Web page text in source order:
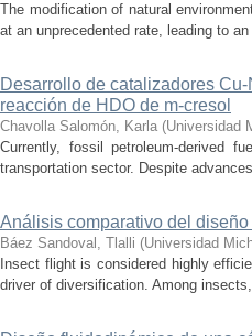
The modification of natural
at an unprecedented rate, leading to
Desarrollo de catalizadores
reacción de HDO de m-cresol
Chavolla Salomón, Karla (Universidad
Currently, fossil petroleum-derived
transportation sector. Despite
Análisis comparativo del
Báez Sandoval, Tlalli (Universidad
Insect flight is considered highly
driver of diversification. Among